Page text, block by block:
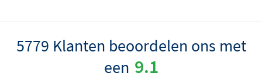
5779 Klanten beoordelen ons met
een 9.1